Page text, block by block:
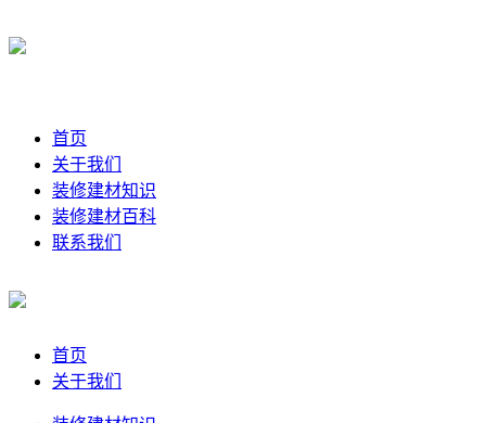
首页
关于我们
装修建材知识
装修建材百科
联系我们
首页
关于我们